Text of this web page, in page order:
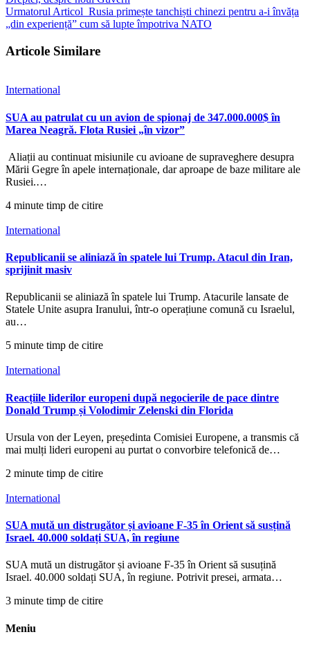
Urmatorul Articol Rusia primește tanchiști chinezi pentru a-i învăța
„din experiență” cum să lupte împotriva NATO
Articole Similare
International
SUA au patrulat cu un avion de spionaj de 347.000.000$ în
Marea Neagră. Flota Rusiei „în vizor”
Aliații au continuat misiunile cu avioane de supraveghere desupra
Mării Gegre în apele internaționale, dar aproape de baze militare ale
Rusiei.…
4 minute timp de citire
International
Republicanii se aliniază în spatele lui Trump. Atacul din Iran,
sprijinit masiv
Republicanii se aliniază în spatele lui Trump. Atacurile lansate de
Statele Unite asupra Iranului, într-o operațiune comună cu Israelul,
au…
5 minute timp de citire
International
Reacțiile liderilor europeni după negocierile de pace dintre
Donald Trump și Volodimir Zelenski din Florida
Ursula von der Leyen, președinta Comisiei Europene, a transmis că
mai mulți lideri europeni au purtat o convorbire telefonică de…
2 minute timp de citire
International
SUA mută un distrugător și avioane F-35 în Orient să susțină
Israel. 40.000 soldați SUA, în regiune
SUA mută un distrugător și avioane F-35 în Orient să susuțină
Israel. 40.000 soldați SUA, în regiune. Potrivit presei, armata…
3 minute timp de citire
Meniu